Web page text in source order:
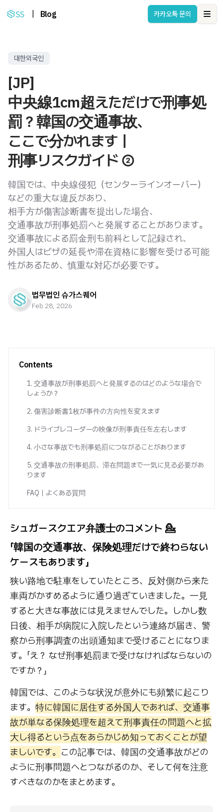
Blog 카카오톡 문의
대한외국인
[JP]
中央線1cm超えただけで刑事処
罰？韓国の交通事故、
ここで分かれます｜
刑事リスクガイド ②
韓国では、中央線侵犯（センターラインオーバー）
などの重大な違反があり、
相手方が傷害診断書を提出した場合、
交通事故が刑事処罰へと発展することがあります。
交通事故による罰金刑も前科として記録され、
外国人はビザの延長や滞在資格に影響を受ける可能
性があるため、慎重な対応が必要です。
법무법인 슈가스퀘어
Feb 28, 2026
Contents
1. 交通事故が刑事処罰へと発展するのはどのような場合で
しょうか？
2. 傷害診断書1枚が事件の方向性を変えます
3. ドライブレコーダーの映像が刑事責任を左右します
4. 小さな事故でも刑事処罰につながることがあります
5. 交通事故の刑事処罰、滞在問題まで一気に見る必要があ
ります
FAQ｜よくある質問
シュガースクエア弁護士のコメント 💁
「韓国の交通事故、保険処理だけで終わらない
ケースもあります」
狭い路地で駐車をしていたところ、反対側から来た
車両がかすめるように通り過ぎていきました。一見
すると大きな事故には見えませんでした。しかし数
日後、相手が病院に入院したという連絡が届き、警
察から刑事調査の出頭通知まで受けることになりま
す。「え？ なぜ刑事処罰まで受けなければならないの
ですか？」
韓国では、このような状況が意外にも頻繁に起こり
ます。 特に韓国に居住する外国人であれば、交通事
故が単なる保険処理を超えて刑事責任の問題へと拡
大し得るという点をあらかじめ知っておくことが望
ましいです。 この記事では、韓国の交通事故がどの
ように刑事問題へとつながるのか、そして何を注意
すべきなのかをまとめます。